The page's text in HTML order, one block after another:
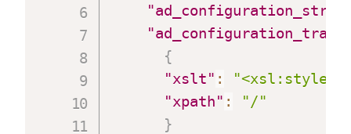
{
"xslt" :
"xpath" :
"/"
}